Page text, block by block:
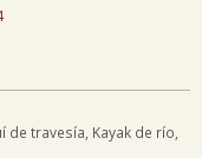
travesía, Kayak de río,